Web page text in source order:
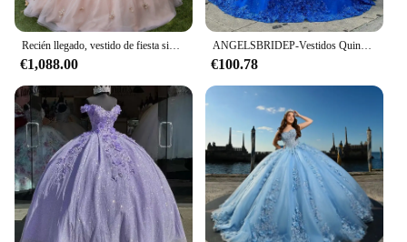
€1,088.00
ANGELSBRIDEP-Vestidos Quincenara azul real, vestido de baile con cuentas de cristal y hombros descubiertos, apliques de flores 3D, Vestidos de encaje personalizados
€100.78